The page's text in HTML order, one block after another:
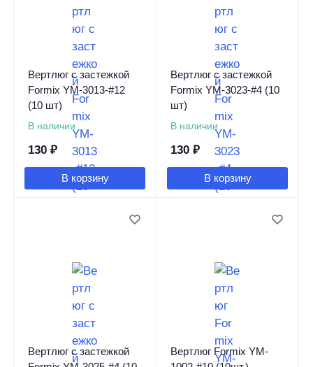
Вертлюг c застежкой
Formix YM-3013-#12
(10 шт)
В наличии
130 ₽
В корзину
Вертлюг c застежкой
Formix YM-3023-#4 (10
шт)
В наличии
130 ₽
В корзину
Вертлюг c застежкой
Вертлюг Formix YM-